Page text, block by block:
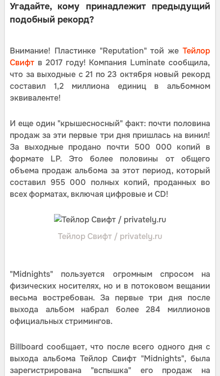
Угадайте, кому принадлежит предыдущий
подобный рекорд?
Внимание! Пластинке "Reputation" той же Тейлор
Свифт в 2017 году! Компания Luminate сообщила,
что за выходные с 21 по 23 октября новый рекорд
составил 1,2 миллиона единиц в альбомном
эквиваленте!
И еще один "крышесносный" факт: почти половина
продаж за эти первые три дня пришлась на винил!
За выходные продано почти 500 000 копий в
формате LP. Это более половины от общего
объема продаж альбома за этот период, который
составил 955 000 полных копий, проданных во
всех форматах, включая цифровые и CD!
Тейлор Свифт / privately.ru
"Midnights" пользуется огромным спросом на
физических носителях, но и в потоковом вещании
весьма востребован. За первые три дня после
выхода альбом набрал более 284 миллионов
официальных стримингов.
Billboard сообщает, что после всего одного дня с
выхода альбома Тейлор Свифт "Midnights", была
зарегистрирована "вспышка" его продаж на